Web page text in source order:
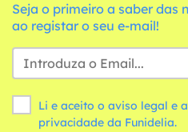
Seja o primeiro a saber das
ao registar o seu e-mail!
Li e aceito o aviso legal e
privacidade da Funidelia.